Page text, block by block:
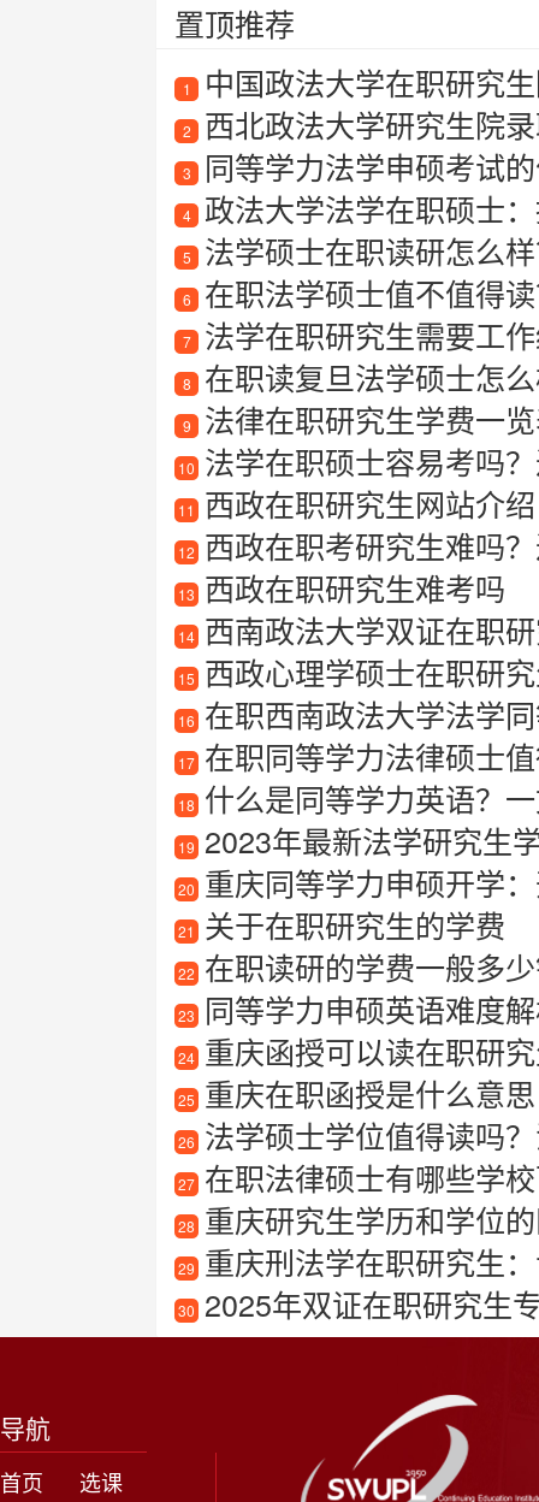
置顶推荐
1 中国政法大学在职研究
2 西北政法大学研究生院
3 同等学力法学申硕考试
4 政法大学法学在职硕士
5 法学硕士在职读研怎么
6 在职法学硕士值不值得
7 法学在职研究生需要工
8 在职读复旦法学硕士怎
9 法律在职研究生学费一
10 法学在职硕士容易考吗？
11 西政在职研究生网站介绍：
12 西政在职考研究生难吗
13 西政在职研究生难考吗
14 西南政法大学双证在职
15 西政心理学硕士在职研
16 在职西南政法大学法学
17 在职同等学力法律硕士值
18 什么是同等学力英语？
19 2023年最新法学研究生学校
20 重庆同等学力申硕开学
21 关于在职研究生的学费
22 在职读研的学费一般多
23 同等学力申硕英语难度
24 重庆函授可以读在职研
25 重庆在职函授是什么意思
26 法学硕士学位值得读吗
27 在职法律硕士有哪些学
28 重庆研究生学历和学位
29 重庆刑法学在职研究生
30 2025年双证在职研究生
导航
首页
选课